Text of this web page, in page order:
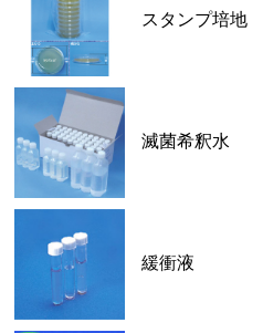
スタンプ培地
滅菌希釈水
緩衝液